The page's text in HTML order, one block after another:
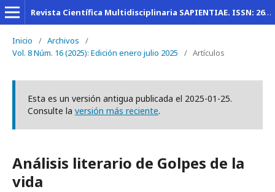
Revista Científica Multidisciplinaria SAPIENTIAE. ISSN: 2600-6030
Inicio / Archivos
/
Vol. 8 Núm. 16 (2025): Edición enero julio 2025
/ Artículos
Esta es un versión antigua publicada el 2025-01-25.
Consulte la versión más reciente.
Análisis literario de Golpes de la
vida